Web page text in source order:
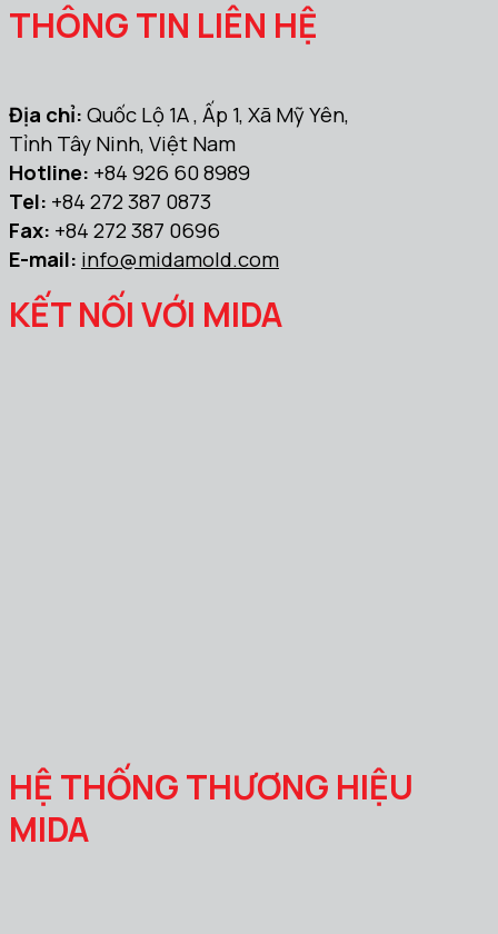
THÔNG TIN LIÊN HỆ
Địa chỉ:Quốc Lộ 1A , Ấp 1, Xã Mỹ Yên,
Tỉnh Tây Ninh, Việt Nam
Hotline: +84 926 60 8989
Tel: +84 272 387 0873
Fax: +84 272 387 0696
E-mail: info@midamold.com
KẾT NỐI VỚI MIDA
HỆ THỐNG THƯƠNG HIỆU
MIDA